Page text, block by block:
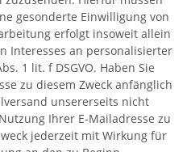
gesonderte Einwilligung von
erfolgt insoweit allein
Interesses an personalisierter
1 lit. f DSGVO. Haben Sie
zu diesem Zweck anfänglich
unsererseits nicht
Ihrer E-Mailadresse zu
jederzeit mit Wirkung für